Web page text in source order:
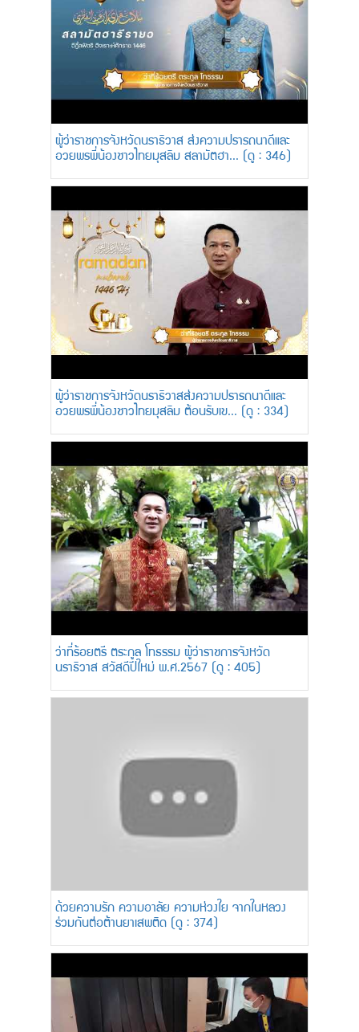
ผู้ว่าราชการจังหวัดนราธิวาส ส่งความปรารถนาดีและ
อวยพรพี่น้องชาวไทยมุสลิม สลามัตฮา... (ดู : 346)
ผู้ว่าราชการจังหวัดนราธิวาสส่งความปรารถนาดีและ
อวยพรพี่น้องชาวไทยมุสลิม ต้อนรับเข... (ดู : 334)
ว่าที่ร้อยตรี ตระกูล โทธรรม ผู้ว่าราชการจังหวัด
นราธิวาส สวัสดีปีใหม่ พ.ศ.2567 (ดู : 405)
ด้วยความรัก ความอาลัย ความห่วงใย จากในหลวง
ร่วมกันต่อต้านยาเสพติด (ดู : 374)